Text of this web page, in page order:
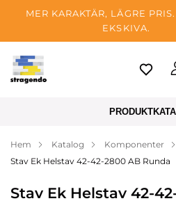
MER KARAKTÄR, LÄGRE
EKSKIVA.
Tallinn
Betalning
Hem Katalog
Komponenter
Stav Ek Helstav 42-42-2800 AB Runda
Stav Ek Helstav 42-